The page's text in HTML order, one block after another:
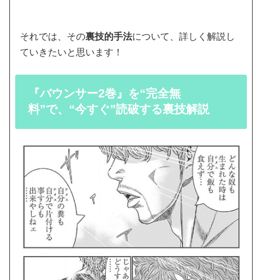
それでは、その裏技的手法について、詳しく解説し
ていきたいと思います！
『バウンサー2巻』を“完全無
料”で、“今すぐ”読破する裏技解説